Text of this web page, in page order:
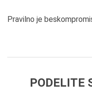
Pravilno je
PODELITE